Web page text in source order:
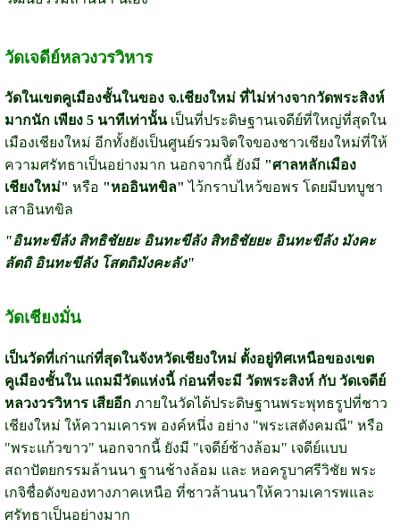
วัดเจดีย์หลวงวรวิหาร
วัดในเขตคูเมืองชั้นในของ จ.เชียงใหม่ ที่ไม่ห่างจากวัดพระสิงห์
มากนัก เพียง 5 นาทีเท่านั้นเป็นที่ประดิษฐานเจดีย์ที่ใหญ่ที่สุดใน
เมืองเชียงใหม่ อีกทั้งยังเป็นศูนย์รวมจิตใจของชาวเชียงใหม่ที่ให้
ความศรัทธาเป็นอย่างมาก นอกจากนี้ ยังมี "ศาลหลักเมือง
เชียงใหม่" หรือ "หออินทขิล" ไว้กราบไหว้ขอพร โดยมีบทบูชา
เสาอินทขิล
"อินทะขีลัง สิทธิชัยยะ อินทะขีลัง สิทธิชัยยะ อินทะขีลัง มังคะ
ลัตถิ อินทะขีลัง โสตถิมังคะลัง"
วัดเชียงมั่น
เป็นวัดที่เก่าแก่ที่สุดในจังหวัดเชียงใหม่ ตั้งอยู่ทิศเหนือของเขต
คูเมืองชั้นใน แถมมีวัดแห่งนี้ ก่อนที่จะมี วัดพระสิงห์ กับ วัดเจดีย์
หลวงวรวิหาร เสียอีกภายในวัดได้ประดิษฐานพระพุทธรูปที่ชาว
เชียงใหม่ ให้ความเคารพ องค์หนึ่ง อย่าง "พระเสตังคมณี" หรือ
"พระแก้วขาว" นอกจากนี้ ยังมี "เจดีย์ช้างล้อม" เจดีย์แบบ
สถาปัตยกรรมล้านนา ฐานช้างล้อม และ หอครูบาศรีวิชัย พระ
เกจิชื่อดังของทางภาคเหนือ ที่ชาวล้านนาให้ความเคารพและ
ศรัทธาเป็นอย่างมาก